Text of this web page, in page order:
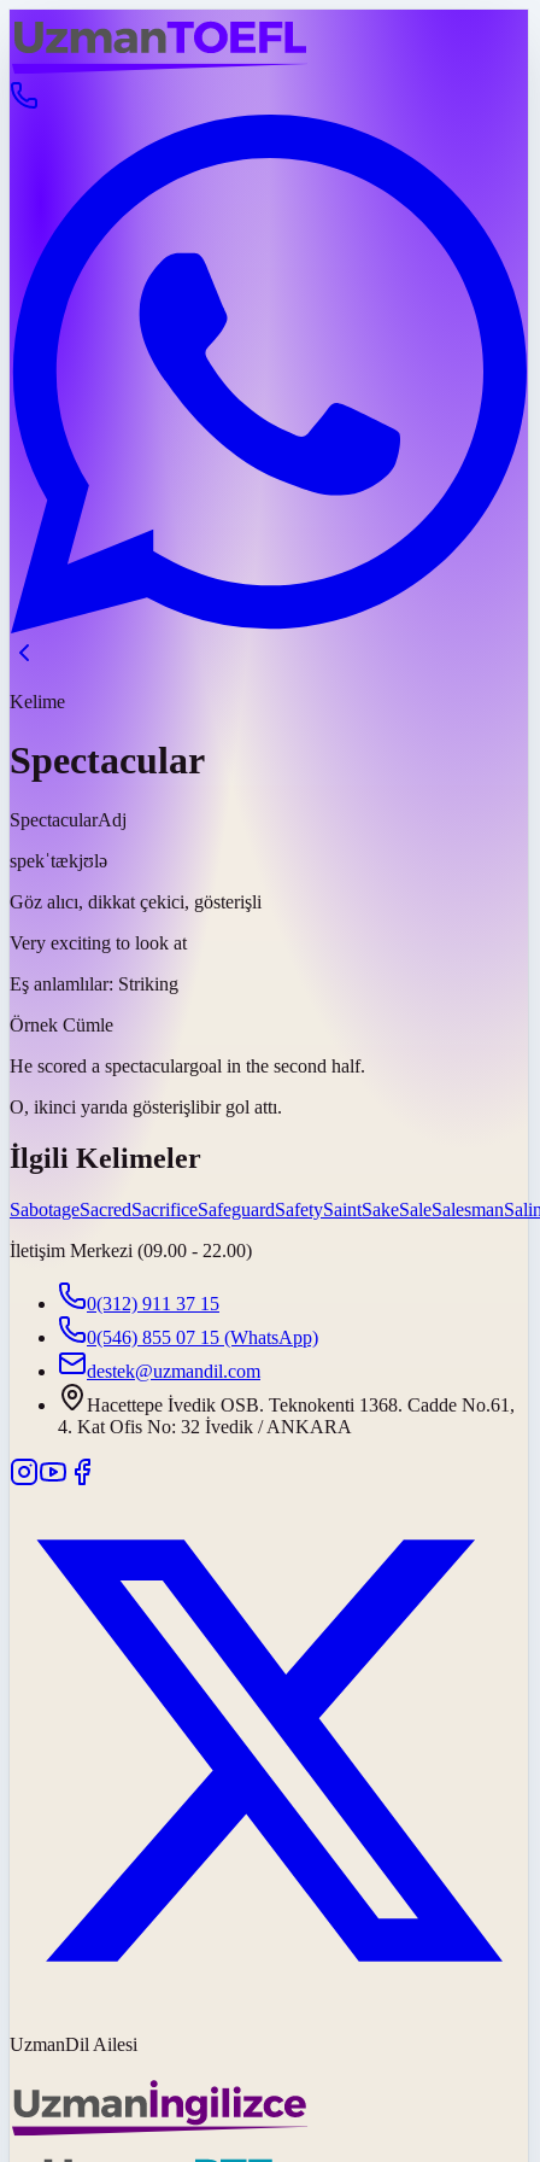
Kelime
Spectacular
SpectacularAdj
spekˈtækjʊlə
Göz alıcı, dikkat çekici, gösterişli
Very exciting to look at
Eş anlamlılar: Striking
Örnek Cümle
He scored a spectaculargoal in the second half.
O, ikinci yarıda gösterişlibir gol attı.
İlgili Kelimeler
SabotageSacredSacrificeSafeguardSafetySaintSakeSaleSalesman
İletişim Merkezi (09.00 - 22.00)
0(312) 911 37 15
0(546) 855 07 15 (WhatsApp)
destek@uzmandil.com
Hacettepe İvedik OSB. Teknokenti 1368. Cadde No.61,
4. Kat Ofis No: 32 İvedik / ANKARA
UzmanDil Ailesi